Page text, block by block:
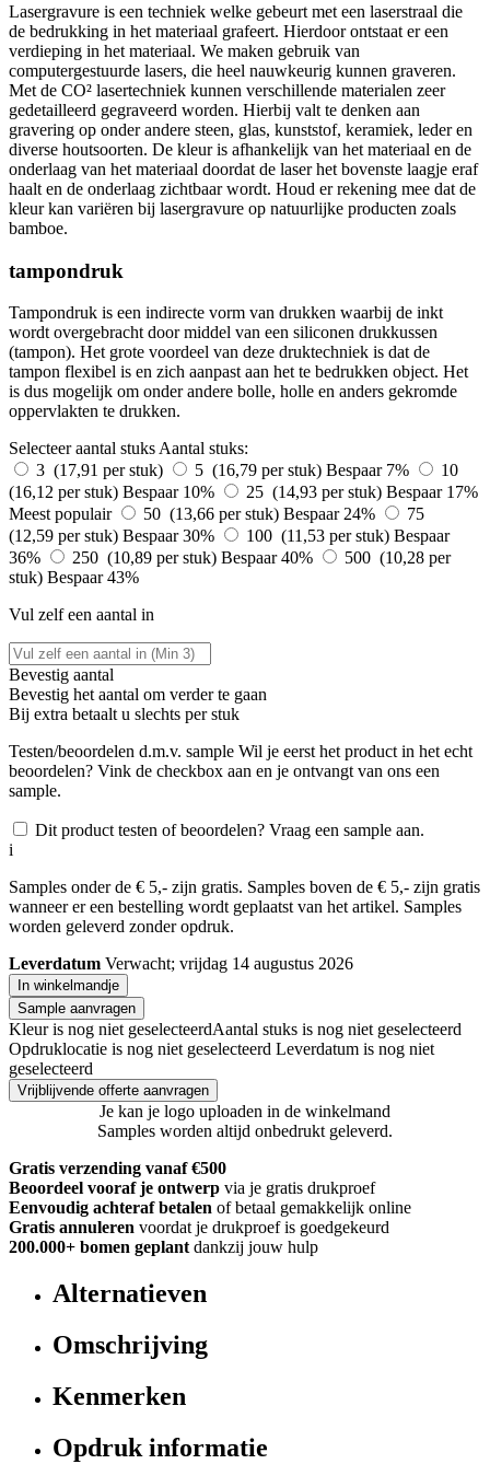
Lasergravure is een techniek welke gebeurt met een laserstraal die
de bedrukking in het materiaal grafeert. Hierdoor ontstaat er een
verdieping in het materiaal. We maken gebruik van
computergestuurde lasers, die heel nauwkeurig kunnen graveren.
Met de CO² lasertechniek kunnen verschillende materialen zeer
gedetailleerd gegraveerd worden. Hierbij valt te denken aan
gravering op onder andere steen, glas, kunststof, keramiek, leder en
diverse houtsoorten. De kleur is afhankelijk van het materiaal en de
onderlaag van het materiaal doordat de laser het bovenste laagje eraf
haalt en de onderlaag zichtbaar wordt. Houd er rekening mee dat de
kleur kan variëren bij lasergravure op natuurlijke producten zoals
bamboe.
tampondruk
Tampondruk is een indirecte vorm van drukken waarbij de inkt
wordt overgebracht door middel van een siliconen drukkussen
(tampon). Het grote voordeel van deze druktechniek is dat de
tampon flexibel is en zich aanpast aan het te bedrukken object. Het
is dus mogelijk om onder andere bolle, holle en anders gekromde
oppervlakten te drukken.
Selecteer aantal stuksAantal stuks:
3 (17,91 per stuk)
5 (16,79 per stuk) Bespaar 7%
10
(16,12 per stuk) Bespaar 10% 25 (14,93 per stuk) Bespaar 17%
Meest populair
50 (13,66 per stuk) Bespaar 24%
75
(12,59 per stuk) Bespaar 30% 100 (11,53 per stuk) Bespaar
36%
250 (10,89 per stuk) Bespaar 40%
500 (10,28 per
stuk) Bespaar 43%
Vul zelf een aantal in
Bevestig aantal
Bevestig het aantal om verder te gaan
Bij extra betaalt u slechts per stuk
Testen/beoordelen d.m.v. sample Wil je eerst het product in het echt
beoordelen? Vink de checkbox aan en je ontvangt van ons een
sample.
Dit product testen of beoordelen? Vraag een sample aan.
i
Samples onder de € 5,- zijn gratis. Samples boven de € 5,- zijn gratis
wanneer er een bestelling wordt geplaatst van het artikel. Samples
worden geleverd zonder opdruk.
Leverdatum Verwacht; vrijdag 14 augustus 2026
In winkelmandje
Sample aanvragen
Kleur is nog niet geselecteerdAantal stuks is nog niet geselecteerd
Opdruklocatie is nog niet geselecteerd Leverdatum is nog niet
geselecteerd
Vrijblijvende offerte aanvragen
Je kan je logo uploaden in de winkelmand
Samples worden altijd onbedrukt geleverd.
Gratis verzending vanaf €500
Beoordeel vooraf je ontwerp via je gratis drukproef
Eenvoudig achteraf betalen of betaal gemakkelijk online
Gratis annuleren voordat je drukproef is goedgekeurd
200.000+ bomen geplant dankzij jouw hulp
Alternatieven
Omschrijving
Kenmerken
Opdruk informatie